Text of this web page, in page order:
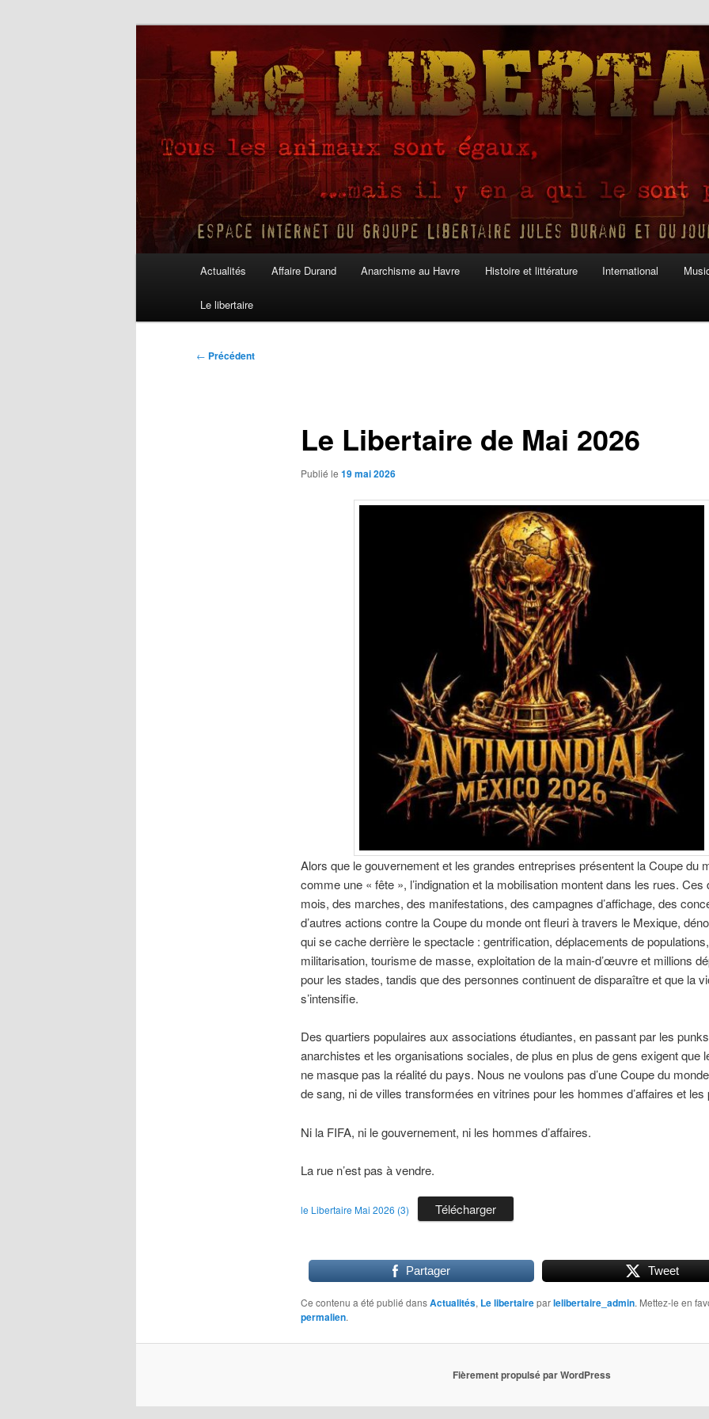
Le Libertaire
Actualités Affaire Durand Anarchisme au Havre Histoire et littérature International
Le libertaire
Navigation
← Précédent
Le Libertaire de Mai 2026
Publié le 19 mai 2026
Alors que le gouvernement et les grandes entreprises présentent la Coupe du
comme une « fête », l’indignation et la mobilisation montent dans les rues. Ces
mois, des marches, des manifestations, des campagnes d’affichage, des
d’autres actions contre la Coupe du monde ont fleuri à travers le Mexique,
qui se cache derrière le spectacle : gentrification, déplacements de populations,
militarisation, tourisme de masse, exploitation de la main-d’œuvre et millions
pour les stades, tandis que des personnes continuent de disparaître et que la
s’intensifie.
Des quartiers populaires aux associations étudiantes, en passant par les
anarchistes et les organisations sociales, de plus en plus de gens exigent que
ne masque pas la réalité du pays. Nous ne voulons pas d’une Coupe du
de sang, ni de villes transformées en vitrines pour les hommes d’affaires et les
Ni la FIFA, ni le gouvernement, ni les hommes d’affaires.
La rue n’est pas à vendre.
le Libertaire Mai 2026 (3) Télécharger
Partager Tweet
Ce contenu a été publié dansActualités, Le libertaireparlelibertaire_admin. Mettez-le en
permalien.
Fièrement propulsé par WordPress